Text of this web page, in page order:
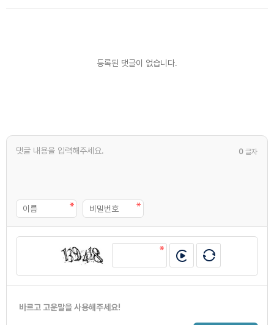
등록된 댓글이 없습니다.
0 글자
바르고 고운말을 사용해주세요!